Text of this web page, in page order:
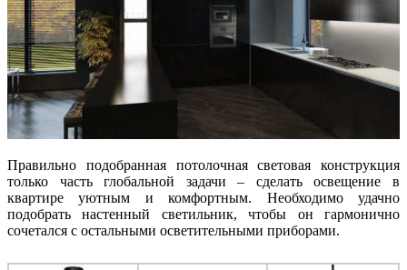
Правильно подобранная потолочная световая конструкция
только часть глобальной задачи – сделать освещение в
квартире уютным и комфортным. Необходимо удачно
подобрать настенный светильник, чтобы он гармонично
сочетался с остальными осветительными приборами.